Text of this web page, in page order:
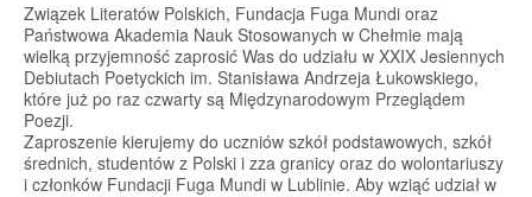
Związek Literatów Polskich, Fundacja Fuga Mundi oraz
Państwowa Akademia Nauk Stosowanych w Chełmie mają
wielką przyjemność zaprosić Was do udziału w XXIX Jesiennych
Debiutach Poetyckich im. Stanisława Andrzeja Łukowskiego,
które już po raz czwarty są Międzynarodowym Przeglądem
Poezji.
Zaproszenie kierujemy do uczniów szkół podstawowych, szkół
średnich, studentów z Polski i zza granicy oraz do wolontariuszy
i członków Fundacji Fuga Mundi w Lublinie. Aby wziąć udział w